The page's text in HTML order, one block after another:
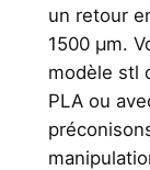
un retour
1500 µm.
modèle stl
PLA ou